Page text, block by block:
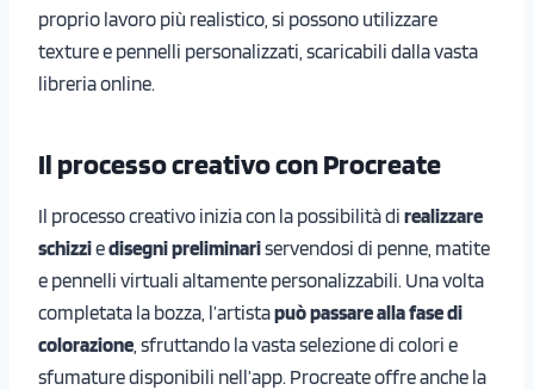
proprio lavoro più realistico, si possono utilizzare
texture e pennelli personalizzati, scaricabili dalla vasta
libreria online.
Il processo creativo con Procreate
Il processo creativo inizia con la possibilità di realizzare
schizziedisegni preliminariservendosi di penne, matite
e pennelli virtuali altamente personalizzabili. Una volta
completata la bozza, l’artistapuò passare alla fase di
colorazione , sfruttando la vasta selezione di colori e
sfumature disponibili nell’app. Procreate offre anche la